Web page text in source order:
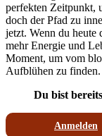
perfekten Zeitpunkt,
doch der Pfad zu
jetzt. Wenn du heute
mehr Energie und
Moment, um vom
Aufblühen zu finden.
Du bist
Anmelden